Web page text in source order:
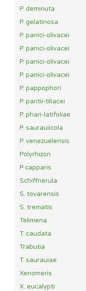
P. deminuta
P. gelatinosa
P. panici-olivacei
P. panici-olivacei
P. panici-olivacei
P. panici-olivacei
P. pappophori
P. paritii-tiliacei
P. phari-latifoliae
P. saurauiicola
P. venezuelensis
Polyrhizon
P capparis
Schiffnerula
S. tovarensis
S. trematis
Telimena
T. caudata
Trabutia
T. saurauiae
Xenomeris
X. eucalypti